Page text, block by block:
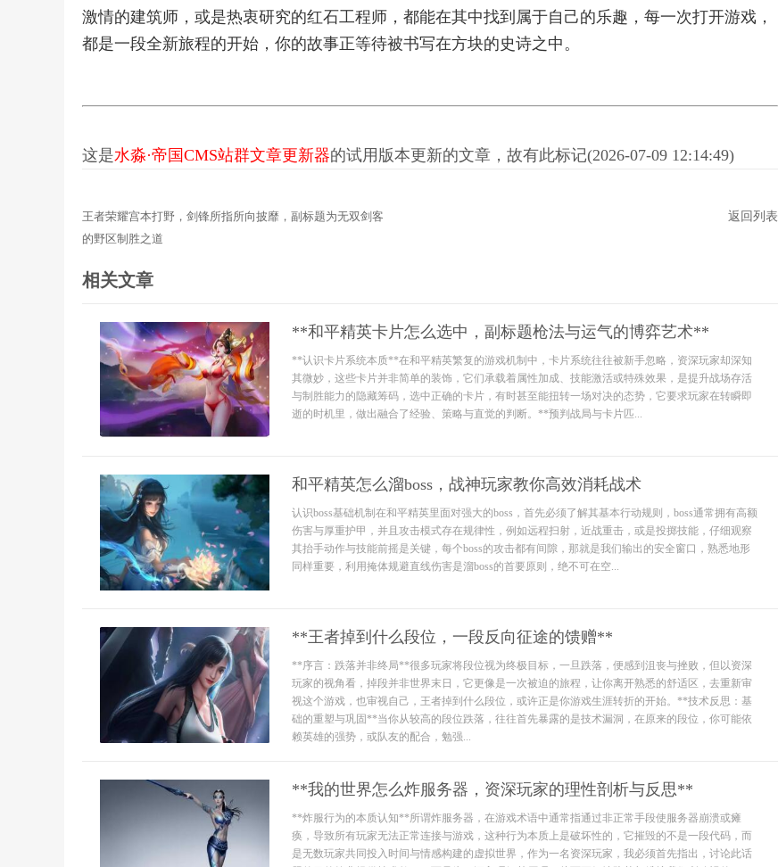
激情的建筑师，或是热衷研究的红石工程师，都能在其中找到属于自己的乐趣，每一次打开游戏，
都是一段全新旅程的开始，你的故事正等待被书写在方块的史诗之中。
这是水淼·帝国CMS站群文章更新器的试用版本更新的文章，故有此标记(2026-07-09 12:14:49)
王者荣耀宫本打野，剑锋所指所向披靡，副标题为无双剑客
的野区制胜之道
返回列表
相关文章
**和平精英卡片怎么选中，副标题枪法与运气的博弈艺术**
**认识卡片系统本质**在和平精英繁复的游戏机制中，卡片系统往往被新手忽略，资深玩家却深知
其微妙，这些卡片并非简单的装饰，它们承载着属性加成、技能激活或特殊效果，是提升战场存活
与制胜能力的隐藏筹码，选中正确的卡片，有时甚至能扭转一场对决的态势，它要求玩家在转瞬即
逝的时机里，做出融合了经验、策略与直觉的判断。**预判战局与卡片匹...
和平精英怎么溜boss，战神玩家教你高效消耗战术
认识boss基础机制在和平精英里面对强大的boss，首先必须了解其基本行动规则，boss通常拥有高额
伤害与厚重护甲，并且攻击模式存在规律性，例如远程扫射，近战重击，或是投掷技能，仔细观察
其抬手动作与技能前摇是关键，每个boss的攻击都有间隙，那就是我们输出的安全窗口，熟悉地形
同样重要，利用掩体规避直线伤害是溜boss的首要原则，绝不可在空...
**王者掉到什么段位，一段反向征途的馈赠**
**序言：跌落并非终局**很多玩家将段位视为终极目标，一旦跌落，便感到沮丧与挫败，但以资深
玩家的视角看，掉段并非世界末日，它更像是一次被迫的旅程，让你离开熟悉的舒适区，去重新审
视这个游戏，也审视自己，王者掉到什么段位，或许正是你游戏生涯转折的开始。**技术反思：基
础的重塑与巩固**当你从较高的段位跌落，往往首先暴露的是技术漏洞，在原来的段位，你可能依
赖英雄的强势，或队友的配合，勉强...
**我的世界怎么炸服务器，资深玩家的理性剖析与反思**
**炸服行为的本质认知**所谓炸服务器，在游戏术语中通常指通过非正常手段使服务器崩溃或瘫
痪，导致所有玩家无法正常连接与游戏，这种行为本质上是破坏性的，它摧毁的不是一段代码，而
是无数玩家共同投入时间与情感构建的虚拟世界，作为一名资深玩家，我必须首先指出，讨论此话